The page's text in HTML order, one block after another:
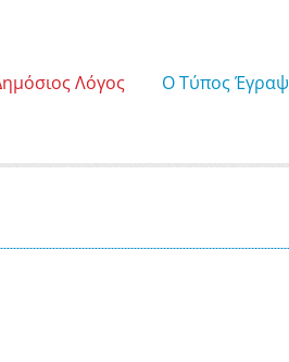
Λόγος Ο Τύπος